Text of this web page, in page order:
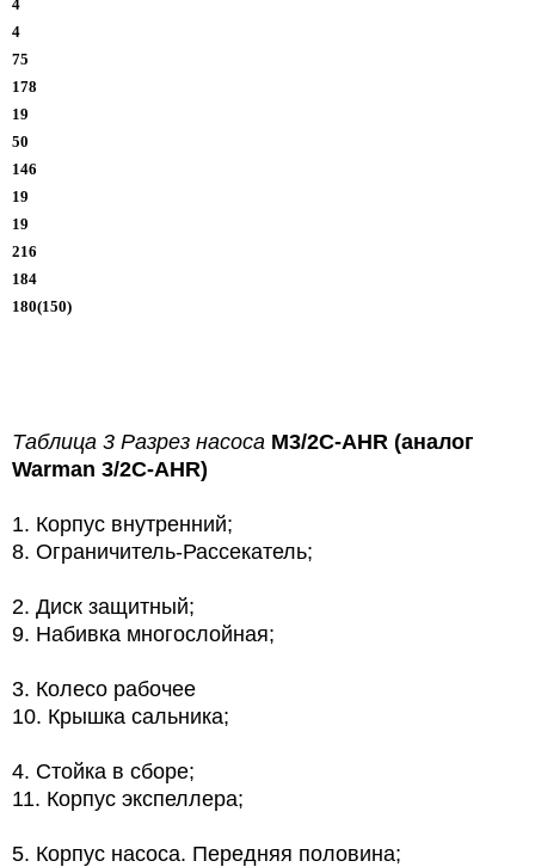
4
4
75
178
19
50
146
19
19
216
184
180(150)
Таблица 3 Разрез насоса M3/2C-AHR (аналог
Warman 3/2C-AHR)
1. Корпус внутренний;
8. Ограничитель-Рассекатель;
2. Диск защитный;
9. Набивка многослойная;
3. Колесо рабочее
10. Крышка сальника;
4. Стойка в сборе;
11. Корпус экспеллера;
5. Корпус насоса. Передняя половина;